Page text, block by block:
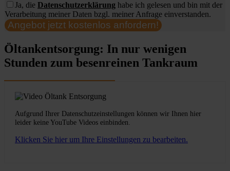
Ja, die Datenschutzerklärung habe ich gelesen und bin mit der
Verarbeitung meiner Daten bzgl. meiner Anfrage einverstanden.
Angebot jetzt kostenlos anfordern!
Öltankentsorgung: In nur wenigen
Stunden zum besenreinen Tankraum
Aufgrund Ihrer Datenschutzeinstellungen können wir Ihnen hier
leider keine YouTube Videos einbinden.
Klicken Sie hier um Ihre Einstellungen zu bearbeiten.